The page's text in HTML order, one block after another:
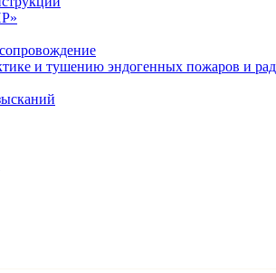
и тушению эндогенных пожаров и